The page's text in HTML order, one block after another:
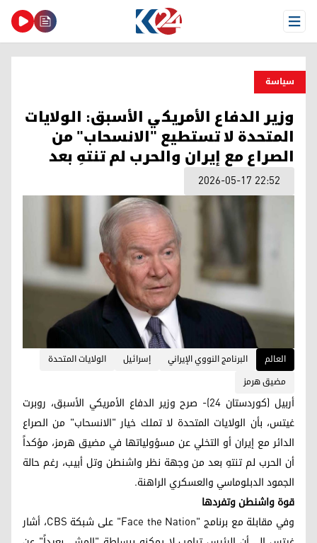
Open Menu
سیاسة
وزير الدفاع الأمريكي الأسبق: الولايات
المتحدة لا تستطيع "الانسحاب" من
الصراع مع إيران والحرب لم تنتهِ بعد
2026-05-17 22:52
العالم البرنامج النووي الإيراني إسرائيل
الولايات المتحدة
مضيق هرمز
أربيل (كوردستان 24)- صرح وزير الدفاع الأمريكي الأسبق، روبرت
غيتس، بأن الولايات المتحدة لا تملك خيار "الانسحاب" من الصراع
الدائر مع إيران أو التخلي عن مسؤولياتها في مضيق هرمز، مؤكداً
أن الحرب لم تنتهِ بعد من وجهة نظر واشنطن وتل أبيب، رغم حالة
الجمود الدبلوماسي والعسكري الراهنة.
قوة واشنطن وتفردها
وفي مقابلة مع برنامج "Face the Nation" على شبكة CBS، أشار